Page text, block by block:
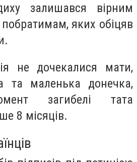
залишався вірним
побратимам, яких обіцяв
не дочекалися мати,
та маленька донечка,
загибелі тата
8 місяців.